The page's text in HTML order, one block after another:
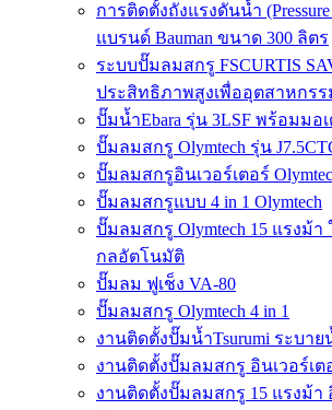
การติดตั้งถังแรงดันน้ำ (Pressure
แบรนด์ Bauman ขนาด 300 ลิตร
ระบบปั๊มลมสกรู FSCURTIS
ประสิทธิภาพสูงเพื่ออุตสาหกร
ปั๊มน้ำEbara รุ่น 3LSF พร้อมมอ
ปั๊มลมสกรู Olymtech รุ่น
ปั๊มลมสกรูอินเวอร์เตอร์
ปั๊มลมสกรูแบบ 4 in 1 Olymtech
ปั๊มลมสกรู Olymtech 15 แรงม้
กลอัตโนมัติ
ปั๊มลม ฟูเช็ง VA-80
ปั๊มลมสกรู Olymtech 4 in 1
งานติดตั้งปั๊มน้ำTsurumi ระบา
งานติดตั้งปั๊มลมสกรู อินเวอร์เต
งานติดตั้งปั๊มลมสกรู 15 แรงม้า